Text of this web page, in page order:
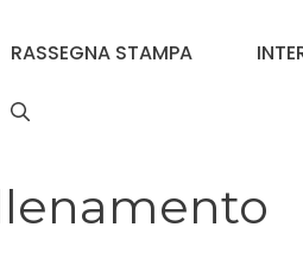
RASSEGNA STAMPA